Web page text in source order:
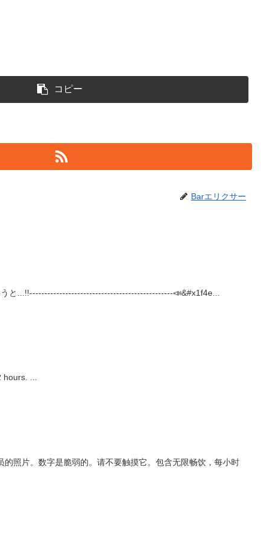
コピー
Barエリクサー
と...!!------------------------------------------------📣&#x1f4e...
hours. ...
照片。数字是脆弱的。请不要触摸它。包含无限畅饮，每小时